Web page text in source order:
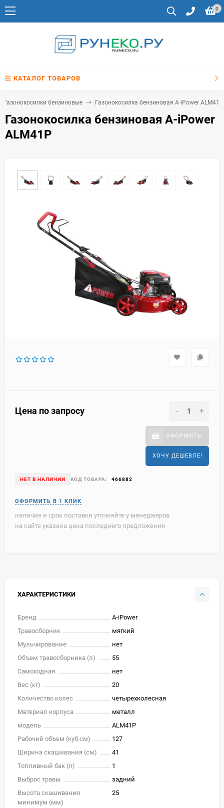
0
КАТАЛОГ ТОВАРОВ
Газонокосилки бензиновые Газонокосилка бензиновая A-iPower ALM41P
Газонокосилка бензиновая A-iPower
ALM41P
Цена по запросу - +
ОФОРМИТЬ
ХОЧУ ДЕШЕВЛЕ!
НЕТ В НАЛИЧИИ КОД ТОВАРА: 466882
наличие и срок поставки уточняйте у менеджеров
на сайте указана цена последнего предложения
ХАРАКТЕРИСТИКИ
Бренд
A-iPower
Травосборник
мягкий
Мульчирование
нет
Объем травосборника (л)
55
Самоходная
нет
Вес (кг)
20
Количество колес
четырехколесная
Материал корпуса
металл
модель
ALM41P
Рабочий объем (куб.см)
127
Ширина скашивания (см)
41
Топливный бак (л)
1
Выброс травы
задний
Высота скашивания
минимум (мм)
25